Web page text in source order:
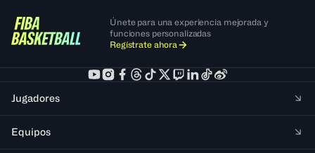
Únete para una experiencia mejorada y
funciones personalizadas
Regístrate ahora
Jugadores
Equipos